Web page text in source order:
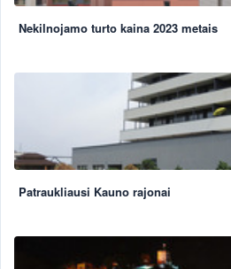
Nekilnojamo turto kaina 2023 metais
Patraukliausi Kauno rajonai